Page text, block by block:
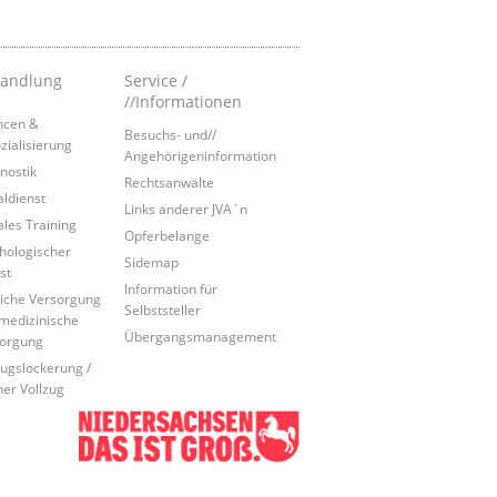
&
Training
Versorgung
/
Vollzug
Service /
//Informationen
Besuchs- und//
Angehörigeninformation
Rechtsanwälte
Links anderer JVA´n
Opferbelange
Sidemap
Information für
Selbststeller
Übergangsmanagement